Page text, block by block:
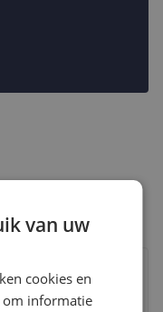
Laagste prijs ooit
van uw
cookies en
om informatie